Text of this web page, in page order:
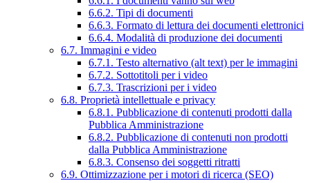
6.6.2. Tipi di documenti
6.6.3. Formato di lettura dei documenti elettronici
6.6.4. Modalità di produzione dei documenti
6.7. Immagini e video
6.7.1. Testo alternativo (alt text) per le immagini
6.7.2. Sottotitoli per i video
6.7.3. Trascrizioni per i video
6.8. Proprietà intellettuale e privacy
6.8.1. Pubblicazione di contenuti prodotti dalla
Pubblica Amministrazione
6.8.2. Pubblicazione di contenuti non prodotti
dalla Pubblica Amministrazione
6.8.3. Consenso dei soggetti ritratti
6.9. Ottimizzazione per i motori di ricerca (SEO)